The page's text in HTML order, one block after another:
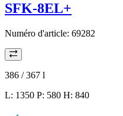
SFK-8EL+
Numéro d'article: 69282
386 / 367 l
L: 1350 P: 580 H: 840